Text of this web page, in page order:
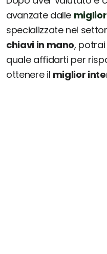
avanzate dalle
specializzate nel
chiavi in mano,
quale affidarti per
ottenere il miglior